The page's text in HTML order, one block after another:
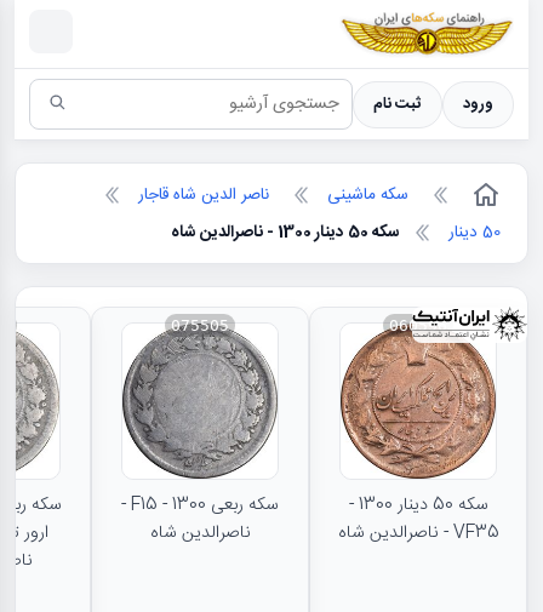
سکه ها ؛ راهنمای سکه شناسی
ورود ثبت نام
سکه ماشینی
ناصر الدین شاه قاجار
50 دینار
سکه 50 دینار 1300 - ناصرالدین شاه
060596
سکه 50 دینار 1300 -
VF35 - ناصرالدین شاه
075505
سکه ربعی 1300 - F15 -
ناصرالدین شاه